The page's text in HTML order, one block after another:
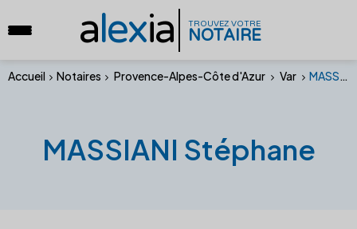
alexia TROUVEZ VOTRE
NOTAIRE
Accueil Notaires Provence-Alpes-Côte d'Azur Var MASSIANI Stéphane
MASSIANI Stéphane